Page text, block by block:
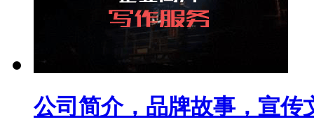
公司简介，品牌故事，宣传